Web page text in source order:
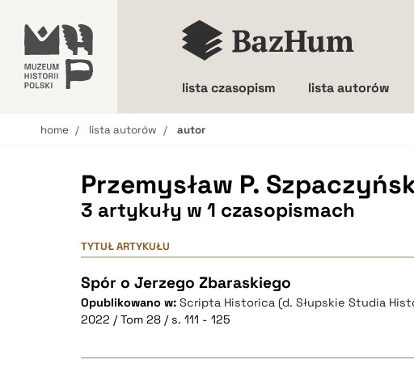
lista czasopism lista autorów
home lista autorów autor
Przemysław P.
3 artykuły w 1 czasopismach
TYTUŁ ARTYKUŁU
Spór o Jerzego Zbaraskiego
Opublikowano w: Scripta Historica (d. Słupskie Studia
2022 / Tom 28 / s. 111 - 125